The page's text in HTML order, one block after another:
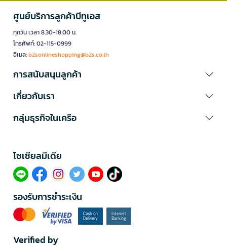
ศูนย์บริการลูกค้าบีทูเอส
ทุกวัน เวลา 8.30-18.00 น.
โทรศัพท์: 02-115-0999
อีเมล:b2sonlineshopping@b2s.co.th
การสนับสนุนลูกค้า
เกี่ยวกับเรา
กลุ่มธุรกิจในเครือ
โซเซียลมีเดีย​
รองรับการชำระเงิน
Verified by